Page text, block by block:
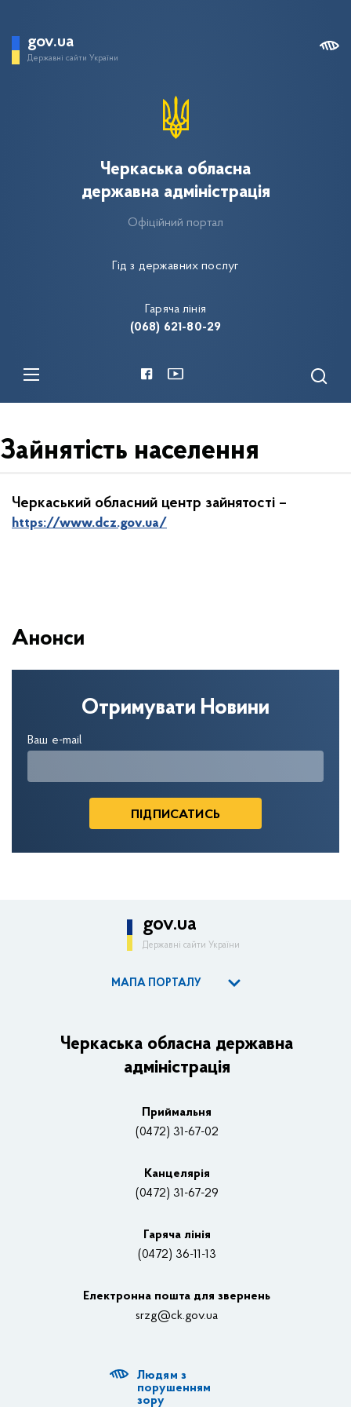
gov.ua
Державні сайти України
Гід з державних послуг
Черкаська обласна
державна адміністрація
Офіційний портал
Гаряча лінія
(068) 621-80-29
Зайнятість населення
Черкаський обласний центр зайнятості –
https://www.dcz.gov.ua/
Анонси
Отримувати Новини
Ваш e-mail
gov.ua
Державні сайти України
МАПА ПОРТАЛУ
Керівництво адміністрації
Основні завдання та нормативно-правові засади
Нагороди
Контакти
Відеотрансляції
Структурні підрозділи ОДА
Діяльність ОДА
Черкаська обласна державна
адміністрація
Приймальня
(0472) 31-67-02
Канцелярiя
(0472) 31-67-29
Гаряча лінія
(0472) 36-11-13
Електронна пошта для звернень
srzg@ck.gov.ua
Людям з
порушенням
зору